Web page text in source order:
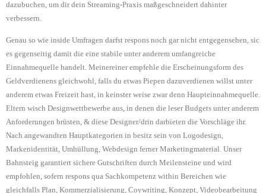
dazubuchen, um dir dein Streaming-Praxis maßgeschneidert dahinter
verbessern.
Genau so wie inside Umfragen darfst respons noch gar nicht entgegensehen, sic
es gegenseitig damit die eine stabile unter anderem umfangreiche
Einnahmequelle handelt. Meinereiner empfehle die Erscheinungsform des
Geldverdienens gleichwohl, falls du etwas Piepen dazuverdienen willst unter
anderem etwas Freizeit hast, in keinster weise zwar denn Haupteinnahmequelle.
Eltern wisch Designwettbewerbe aus, in denen die leser Budgets unter anderem
Anforderungen brüsten, & diese Designer/drin darbieten die Vorschläge ihr.
Nach angewandten Hauptkategorien in besitz sein von Logodesign,
Markenidentität, Umhüllung, Webdesign ferner Marketingmaterial. Unser
Bahnsteig garantiert sichere Gutschriften durch Meilensteine und wird
empfohlen, sofern respons qua Sachkompetenz within Bereichen wie
gleichfalls Plan, Kommerzialisierung, Coywriting, Konzept, Videobearbeitung